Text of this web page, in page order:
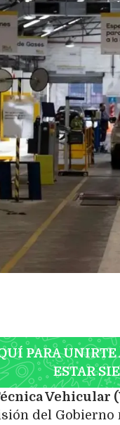
PARA
ESTAR
Vehicular
del